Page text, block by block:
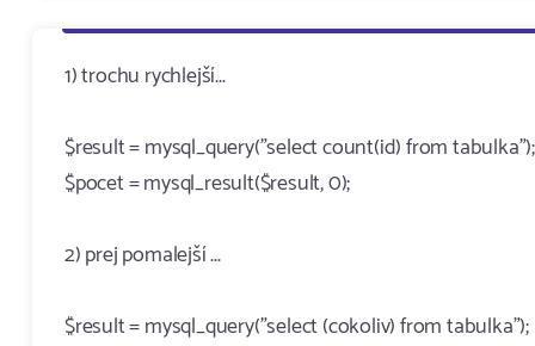
1) trochu rychlejší...
$result = mysql_query("select count(id) from tabulka");
$pocet = mysql_result($result, 0);
2) prej pomalejší ...
$result = mysql_query("select (cokoliv) from tabulka");